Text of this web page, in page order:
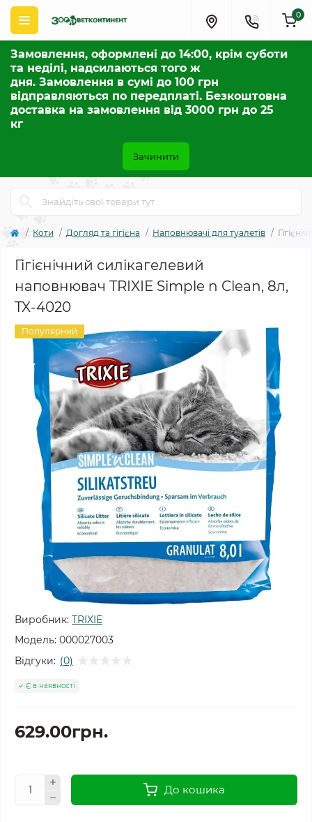
Замовлення, оформлені до 14:00, крім суботи
та неділі, надсилаються того ж
дня. Замовлення в сумі до 100 грн
відправляються по передплаті. Безкоштовна
доставка на замовлення від 3000 грн до 25
кг
Зачинити
0
Коти Догляд та гігієна Наповнювачі для туалетів
Гігієнічний силікагелевий
наповнювач TRIXIE Simple n Clean, 8л,
TX-4020
Популярний
Виробник: TRIXIE
Модель: 000027003
Відгуки: (0)
Є в наявності
629.00грн.
До кошика